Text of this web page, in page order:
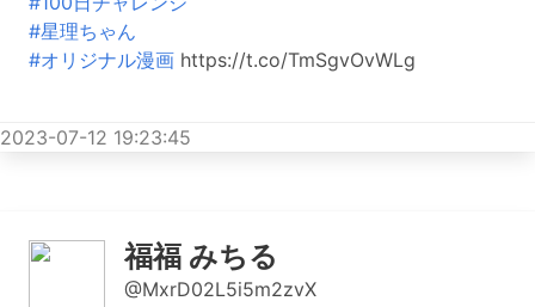
#星理ちゃん
#オリジナル漫画 https://t.co/TmSgvOvWLg